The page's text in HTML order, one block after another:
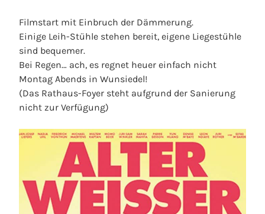
Filmstart mit Einbruch der Dämmerung.
Einige Leih-Stühle stehen bereit, eigene Liegestühle
sind bequemer.
Bei Regen… ach, es regnet heuer einfach nicht
Montag Abends in Wunsiedel!
(Das Rathaus-Foyer steht aufgrund der Sanierung
nicht zur Verfügung)